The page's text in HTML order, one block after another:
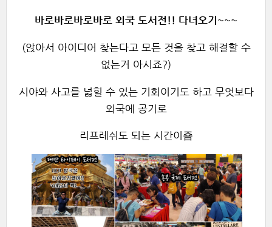
바로바로바로바로 외쿡 도서전!! 다녀오기~~~
(앉아서 아이디어 찾는다고 모든 것을 찾고 해결할 수
없는거 아시죠?)
시야와 사고를 넓힐 수 있는 기회이기도 하고 무엇보다
외국에 공기로
리프레쉬도 되는 시간이죰